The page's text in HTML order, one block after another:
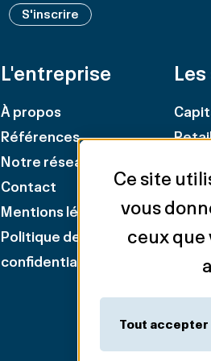
S'inscrire
L'entreprise
À propos
Références
Notre réseau
Contact
Mentions légales
Politique de
confidentialité
Ce site
vous
ceux que
Tout accepter